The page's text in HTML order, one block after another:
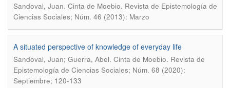
Sandoval, Juan. Cinta de Moebio. Revista de Epistemología de
Ciencias Sociales; Núm. 46 (2013): Marzo
A situated perspective of knowledge of everyday life
Sandoval, Juan; Guerra, Abel. Cinta de Moebio. Revista de
Epistemología de Ciencias Sociales; Núm. 68 (2020):
Septiembre; 120-133